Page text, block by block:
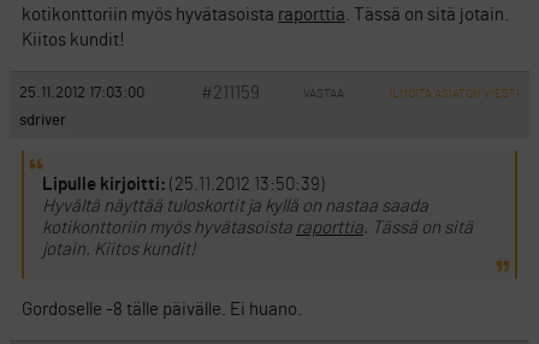
kotikonttoriin myös hyvätasoista raporttia. Tässä on sitä jotain.
Kiitos kundit!
25.11.2012 17:03:00 #211159 VASTAA ILMOITA ASIATON VIESTI
sdriver
Lipulle kirjoitti: (25.11.2012 13:50:39)
Hyvältä näyttää tuloskortit ja kyllä on nastaa saada
kotikonttoriin myös hyvätasoista raporttia. Tässä on sitä
jotain. Kiitos kundit!
Gordoselle -8 tälle päivälle. Ei huano.